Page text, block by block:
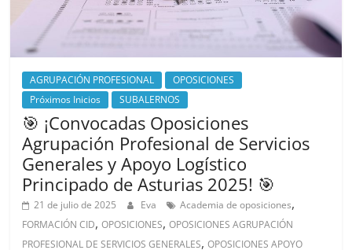
AGRUPACIÓN PROFESIONAL
OPOSICIONES
Próximos Inicios
SUBALERNOS
🎯 ¡Convocadas Oposiciones
Agrupación Profesional de Servicios
Generales y Apoyo Logístico
Principado de Asturias 2025! 🎯
21 de julio de 2025 Eva Academia de oposiciones,
FORMACIÓN CID,OPOSICIONES,OPOSICIONES AGRUPACIÓN
PROFESIONAL DE SERVICIOS GENERALES,OPOSICIONES APOYO